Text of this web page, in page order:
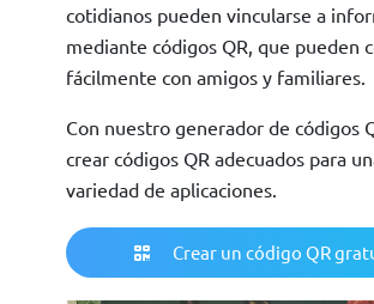
cotidianos pueden vincularse a
mediante códigos QR, que pueden
fácilmente con amigos y familiares.
Con nuestro generador de códigos
crear códigos QR adecuados para
variedad de aplicaciones.
Crear un código QR